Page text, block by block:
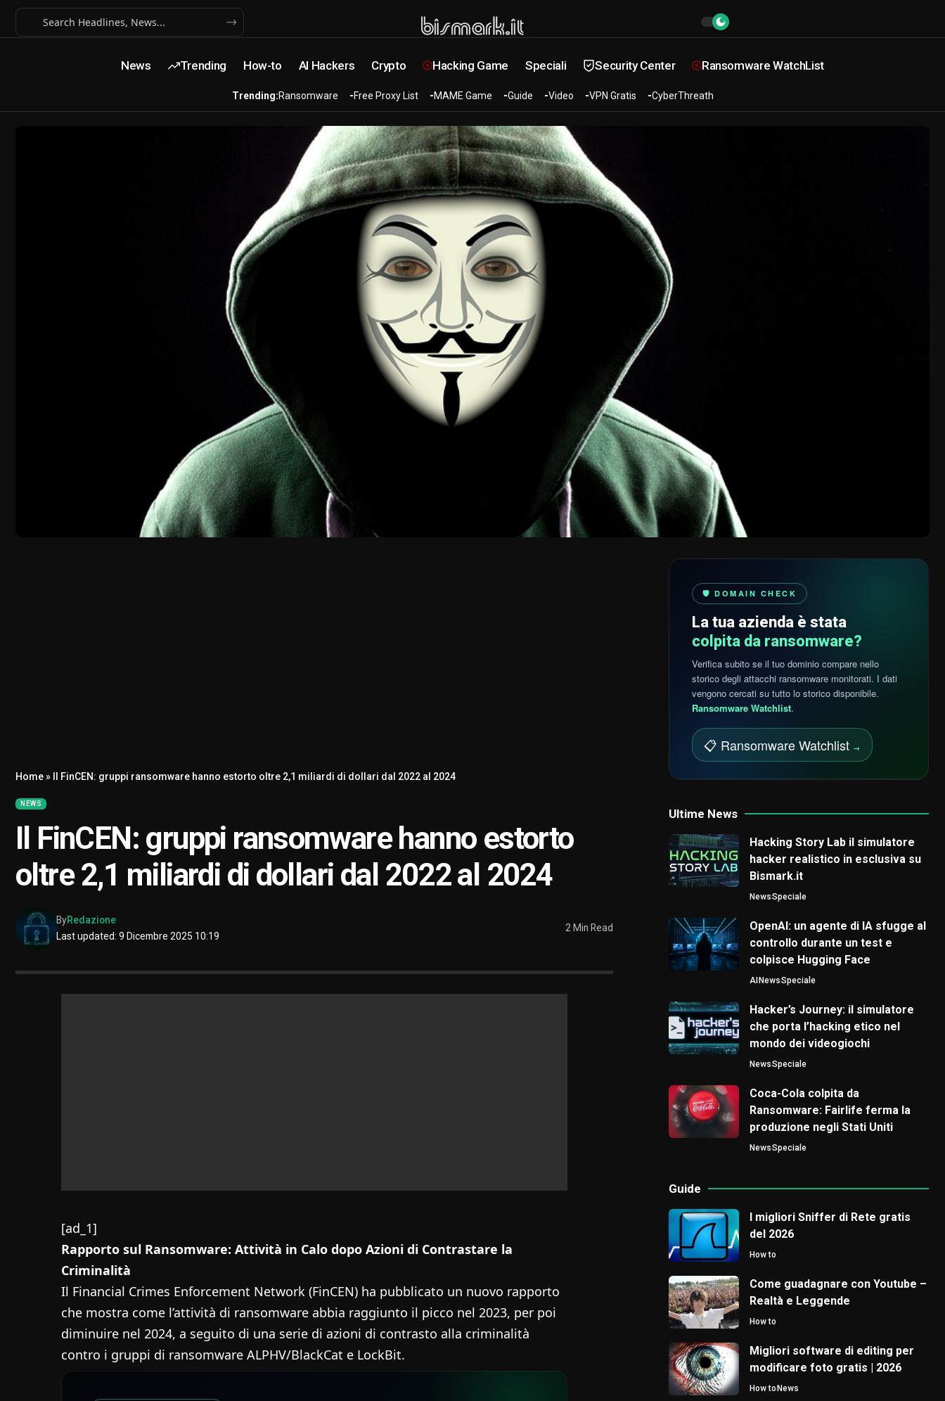
News Trending How-to AI Hackers Crypto Hacking Game Speciali Security Center Ransomware WatchList
Trending:Ransomware Free Proxy List MAME Game Guide Video VPN Gratis CyberThreath
Home» Il FinCEN: gruppi ransomware hanno estorto oltre 2,1 miliardi di dollari dal 2022 al 2024
NEWS
Il FinCEN: gruppi ransomware hanno estorto
oltre 2,1 miliardi di dollari dal 2022 al 2024
Last updated: 9 Dicembre 2025 10:19
ByRedazione
2 Min Read
[ad_1]
Rapporto sul Ransomware: Attività in Calo dopo Azioni di Contrastare la
Criminalità
Il Financial Crimes Enforcement Network (FinCEN) ha pubblicato un nuovo rapporto
che mostra come l’attività di ransomware abbia raggiunto il picco nel 2023, per poi
diminuire nel 2024, a seguito di una serie di azioni di contrasto alla criminalità
contro i gruppi di ransomware ALPHV/BlackCat e LockBit.
🛡️ DOMAIN CHECK
La tua azienda è stata
colpita da ransomware?
Verifica subito se il tuo dominio compare nello
storico degli attacchi ransomware monitorati. I dati
vengono cercati su tutto lo storico disponibile.
Ransomware Watchlist.
📋 Ransomware Watchlist →
Ultime News
Hacking Story Lab il simulatore
hacker realistico in esclusiva su
Bismark.it
NewsSpeciale
OpenAI: un agente di IA sfugge al
controllo durante un test e
colpisce Hugging Face
AINewsSpeciale
Hacker’s Journey: il simulatore
che porta l’hacking etico nel
mondo dei videogiochi
NewsSpeciale
Coca-Cola colpita da
Ransomware: Fairlife ferma la
produzione negli Stati Uniti
NewsSpeciale
Guide
I migliori Sniffer di Rete gratis
del 2026
How to
Come guadagnare con Youtube –
Realtà e Leggende
How to
Migliori software di editing per
modificare foto gratis | 2026
How toNews